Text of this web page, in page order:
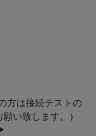
方は接続テストの
い致します。）
▶